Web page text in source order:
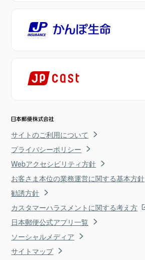
サイトのご利用について
プライバシーポリシー
Webアクセシビリティ方針
お客さま本位の業務運営に関する基本方針
勧誘方針
カスタマーハラスメントに関する考え方
日本郵便公式アプリ一覧
ソーシャルメディア
サイトマップ